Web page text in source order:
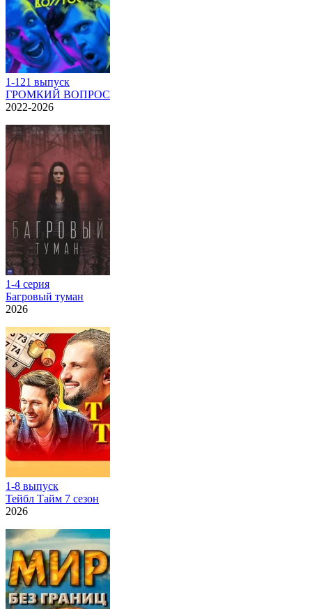
1-121 выпуск
ГРОМКИЙ ВОПРОС
2022-2026
1-4 серия
Багровый туман
2026
1-8 выпуск
Тейбл Тайм 7 сезон
2026